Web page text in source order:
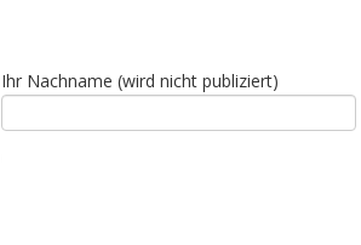
Ihr Nachname (wird nicht publiziert)